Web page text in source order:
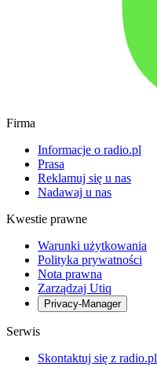
Firma
Informacje o radio.pl
Prasa
Reklamuj się u nas
Nadawaj u nas
Kwestie prawne
Warunki użytkowania
Polityka prywatności
Nota prawna
Zarządzaj Utiq
Privacy-Manager
Serwis
Skontaktuj się z radio.pl